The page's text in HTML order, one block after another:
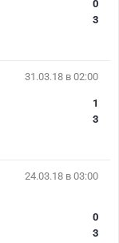
0
3
31.03.18 в 02:00
1
3
24.03.18 в 03:00
0
3